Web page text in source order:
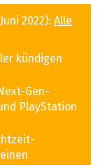
2022): Alle
kündigen
Gen-
PlayStation